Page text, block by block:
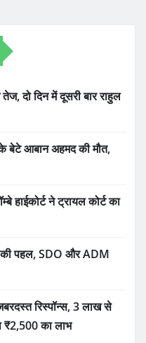
दो दिन में दूसरी बार राहुल
बेटे आबान अहमद की मौत,
हाईकोर्ट ने ट्रायल कोर्ट का
की पहल, SDO और ADM
रिस्पॉन्स, 3 लाख से
₹2,500 का लाभ